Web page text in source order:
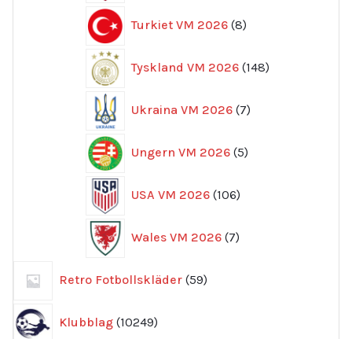
Turkiet VM 2026 8
produkter
Tyskland VM 2026 148
produkter
Ukraina VM 2026 7
produkter
Ungern VM 2026 5
produkter
USA VM 2026 106
produkter
Wales VM 2026 7
produkter
Retro Fotbollskläder 59
produkter
Klubblag 10249
produkter